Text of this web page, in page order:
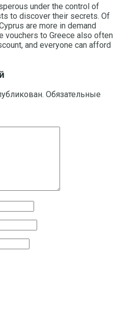
under the control of
to discover their secrets. Of
are more in demand
vouchers to Greece also often
and everyone can afford
Обязательные